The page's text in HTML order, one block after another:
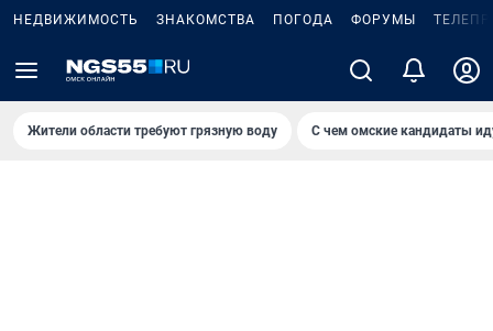
НЕДВИЖИМОСТЬ ЗНАКОМСТВА ПОГОДА ФОРУМЫ
Жители области требуют грязную воду С чем омские кандидаты